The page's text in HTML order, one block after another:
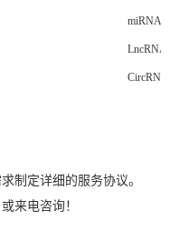
miRNA
LncRNA
CircRNA
制定详细的服务协议。
来电咨询！